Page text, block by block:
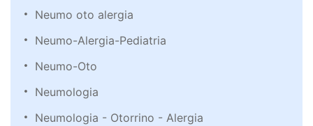
Neumo oto alergia
Neumo-Alergia-Pediatria
Neumo-Oto
Neumologia
Neumologia - Otorrino - Alergia